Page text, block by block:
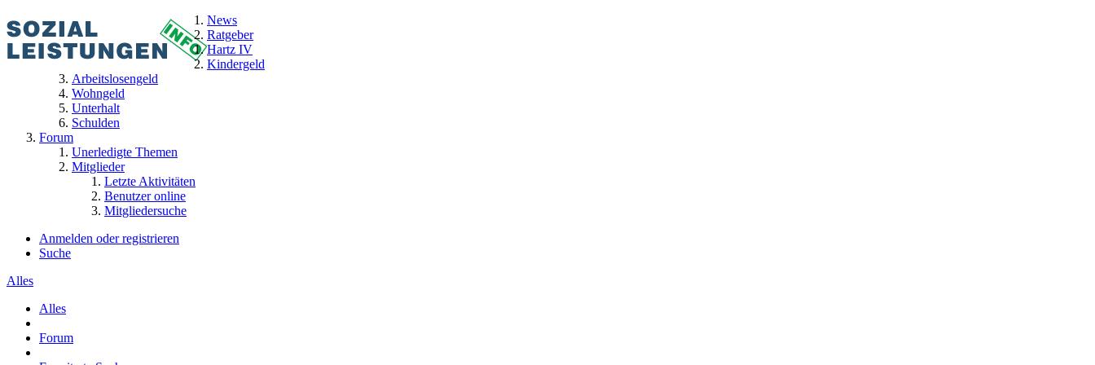
News
Ratgeber
Hartz IV
Kindergeld
Arbeitslosengeld
Wohngeld
Unterhalt
Schulden
Forum
Unerledigte Themen
Mitglieder
Letzte Aktivitäten
Benutzer online
Mitgliedersuche
Anmelden oder registrieren
Suche
Alles
Alles
Forum